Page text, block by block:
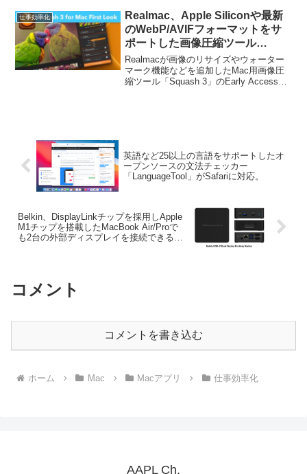
仕事効率化
Realmac、Apple Siliconや最新
のWebP/AVIFフォーマットをサ
ポートした画像圧縮ツール
「Squash 3 for Mac」のEarly
Accessを開始。
Realmacが画像のリサイズやウォーター
マーク機能などを追加したMac用画像圧
縮ツール「Squash 3」のEarly Accessを
英語など25以上の言語をサポートしたオ
ープンソースの文法チェッカー
「LanguageTool」がSafariに対応。
Belkin、DisplayLinkチップを採用しApple
M1チップを搭載したMacBook Air/Proで
も2台の外部ディスプレイを接続できる
コメント
コメントを書き込む
ホーム Mac Macアプリ 仕事効率化
AAPL Ch.